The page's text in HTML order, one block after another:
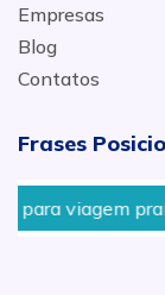
Empresas
Blog
Contatos
Frases
praia litoral